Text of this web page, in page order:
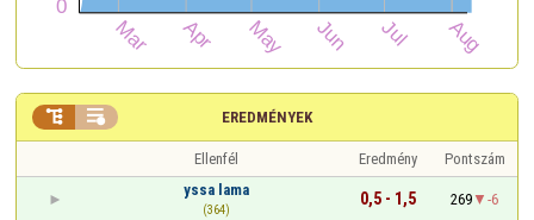
EREDMÉNYEK
 
Ellenfél Eredmény
Pontszám
yssa lama
(364)
0,5 - 1,5 269
-6